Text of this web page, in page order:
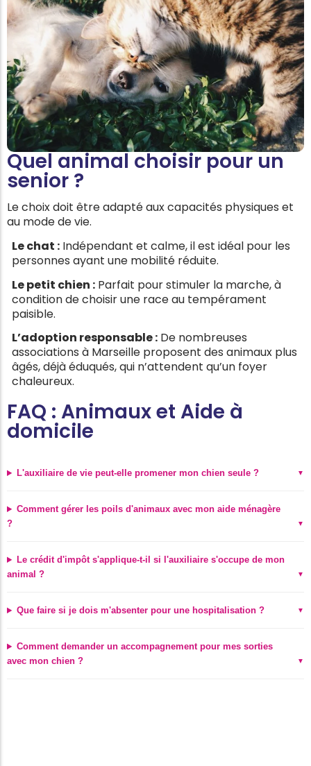
Quel animal choisir pour un
senior ?
Le choix doit être adapté aux capacités physiques et
au mode de vie.
Le chat : Indépendant et calme, il est idéal pour les
personnes ayant une mobilité réduite.
Le petit chien : Parfait pour stimuler la marche, à
condition de choisir une race au tempérament
paisible.
L’adoption responsable : De nombreuses
associations à Marseille proposent des animaux plus
âgés, déjà éduqués, qui n’attendent qu’un foyer
chaleureux.
FAQ : Animaux et Aide à
domicile
L'auxiliaire de vie peut-elle promener mon chien seule ?
Comment gérer les poils d'animaux avec mon aide ménagère
?
Le crédit d'impôt s'applique-t-il si l'auxiliaire s'occupe de mon
animal ?
Que faire si je dois m'absenter pour une hospitalisation ?
Comment demander un accompagnement pour mes sorties
avec mon chien ?